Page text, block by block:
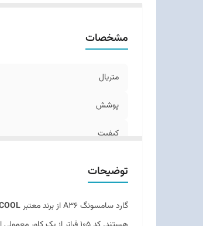
مشخصات
متریال
پوشش
کیفیت
توضیحات
گارد سامسونگ A36 از برند معتبر